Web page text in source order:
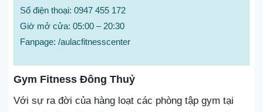
Số điện thoại: 0947 455 172
Giờ mở cửa: 05:00 – 20:30
Fanpage: /aulacfitnesscenter
Gym Fitness Đông Thuỷ
Với sự ra đời của hàng loạt các phòng tập gym tại